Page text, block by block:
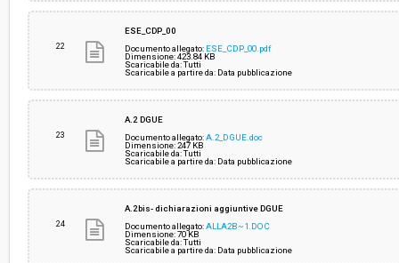
22
ESE_CDP_00
Documento allegato: ESE_CDP_00.pdf
Dimensione: 423.84 KB
Scaricabile da: Tutti
Scaricabile a partire da: Data pubblicazione
23
A.2 DGUE
Documento allegato:A.2_DGUE.doc
Dimensione: 247 KB
Scaricabile da: Tutti
Scaricabile a partire da: Data pubblicazione
24
A.2bis- dichiarazioni aggiuntive DGUE
Documento allegato:ALLA2B~1.DOC
Dimensione: 70 KB
Scaricabile da: Tutti
Scaricabile a partire da: Data pubblicazione